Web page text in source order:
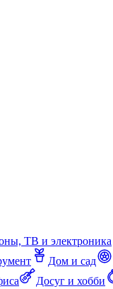
ТВ и электроника
Дом и сад
Досуг и хобби